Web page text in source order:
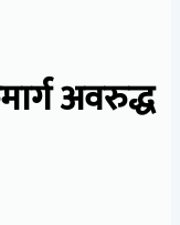
अवरुद्ध